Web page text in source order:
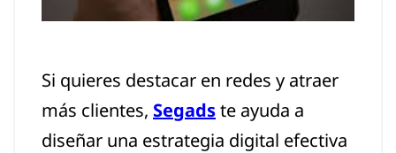
Si quieres destacar en redes y atraer
más clientes, Segadste ayuda a
diseñar una estrategia digital efectiva